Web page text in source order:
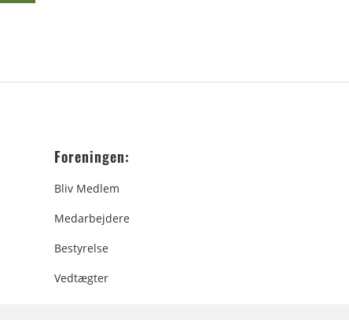
Foreningen:
Bliv Medlem
Medarbejdere
Bestyrelse
Vedtægter